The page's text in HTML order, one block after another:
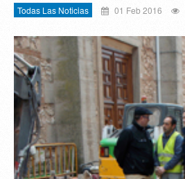
Todas Las Noticias 01 Feb 2016